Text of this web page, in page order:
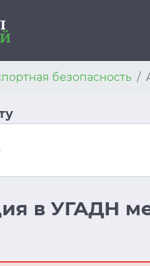
безопасность
в УГАДН